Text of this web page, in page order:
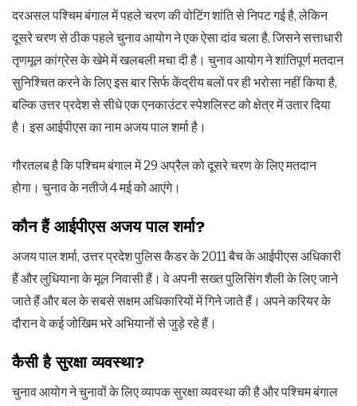
दरअसल पश्चिम बंगाल में पहले चरण की वोटिंग शांति से निपट गई है, लेकिन
दूसरे चरण से ठीक पहले चुनाव आयोग ने एक ऐसा दांव चला है, जिसने सत्ताधारी
तृणमूल कांग्रेस के खेमे में खलबली मचा दी है। चुनाव आयोग ने शांतिपूर्ण मतदान
सुनिश्चित करने के लिए इस बार सिर्फ केंद्रीय बलों पर ही भरोसा नहीं किया है,
बल्कि उत्तर प्रदेश से सीधे एक एनकाउंटर स्पेशलिस्ट को क्षेत्र में उतार दिया
है। इस आईपीएस का नाम अजय पाल शर्मा है।
गौरतलब है कि पश्चिम बंगाल में 29 अप्रैल को दूसरे चरण के लिए मतदान
होगा। चुनाव के नतीजे 4 मई को आएंगे।
कौन हैं आईपीएस अजय पाल शर्मा?
अजय पाल शर्मा, उत्तर प्रदेश पुलिस कैडर के 2011 बैच के आईपीएस अधिकारी
हैं और लुधियाना के मूल निवासी हैं। वे अपनी सख्त पुलिसिंग शैली के लिए जाने
जाते हैं और बल के सबसे सक्षम अधिकारियों में गिने जाते हैं। अपने करियर के
दौरान वे कई जोखिम भरे अभियानों से जुड़े रहे हैं।
कैसी है सुरक्षा व्यवस्था?
चुनाव आयोग ने चुनावों के लिए व्यापक सुरक्षा व्यवस्था की है और पश्चिम बंगाल